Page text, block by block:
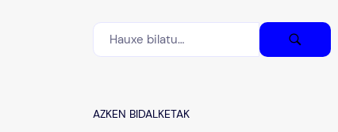
AZKEN BIDALKETAK